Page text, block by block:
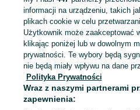
KATEGORIA
Mapa kategorii
Mapa miejscowości
Mapa ministron
informacji na urządzeniu, takich
plikach cookie w celu
Użytkownik może zaakceptować
klikając poniżej lub w dowolnym
prywatności. Te wybory będą
nie będą miały wpływu na dane
Polityka Prywatności
Wraz z naszymi partnerami
zapewnienia: